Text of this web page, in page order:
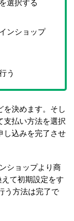
選択する
ンショップ
う
を決めます。そし
支払い方法を選択
し込みを完了させ
ショップより商
て初期設定をす
う方法は完了で